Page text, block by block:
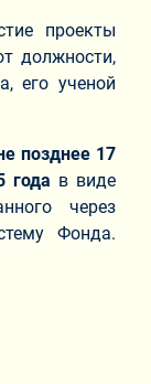
проекты
должности,
его ученой
позднее 17
года в виде
через
Фонда.